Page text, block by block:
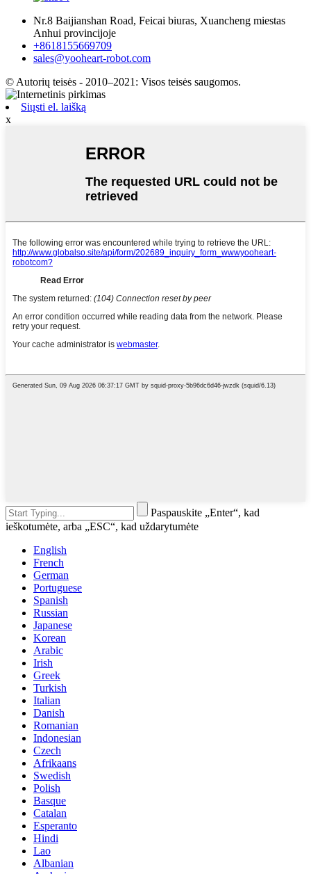
Nr.8 Baijianshan Road, Feicai biuras, Xuancheng miestas
Anhui provincijoje
+8618155669709
sales@yooheart-robot.com
© Autorių teisės - 2010–2021: Visos teisės saugomos.
Siųsti el. laišką
x
Paspauskite „Enter“, kad
ieškotumėte, arba „ESC“, kad uždarytumėte
English
French
German
Portuguese
Spanish
Russian
Japanese
Korean
Arabic
Irish
Greek
Turkish
Italian
Danish
Romanian
Indonesian
Czech
Afrikaans
Swedish
Polish
Basque
Catalan
Esperanto
Hindi
Lao
Albanian